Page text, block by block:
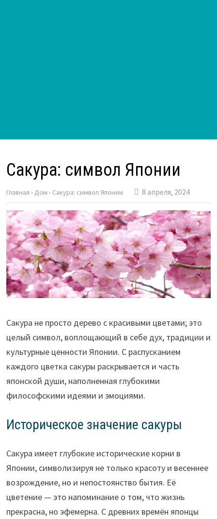
Сакура: символ Японии
Главная › Дом › Сакура: символ Японии 8 апреля, 2024
Сакура не просто дерево с красивыми цветами; это
целый символ, воплощающий в себе дух, традиции и
культурные ценности Японии. С распусканием
каждого цветка сакуры раскрывается и часть
японской души, наполненная глубокими
философскими идеями и эмоциями.
Историческое значение сакуры
Сакура имеет глубокие исторические корни в
Японии, символизируя не только красоту и весеннее
возрождение, но и непостоянство бытия. Её
цветение — это напоминание о том, что жизнь
прекрасна, но эфемерна. С древних времён японцы